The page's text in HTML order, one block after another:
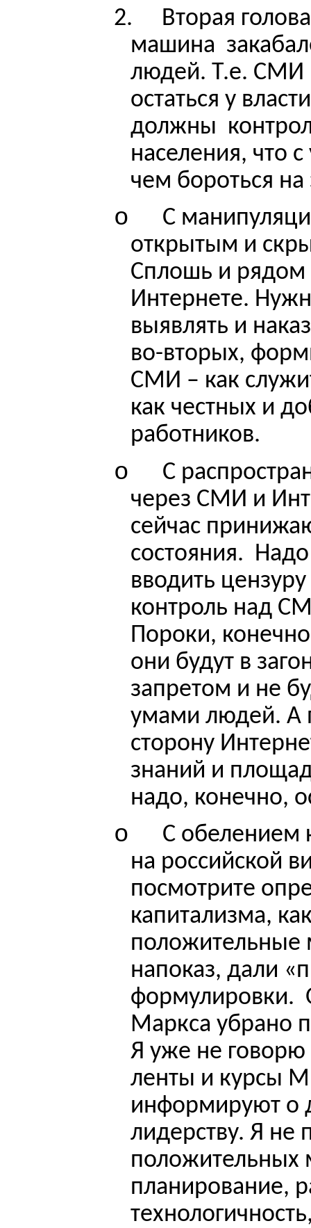
2.
Вторая
машина
людей. Т.е. СМИ
остаться у
должны
населения, что
чем бороться
o
С
открытым и
Сплошь и
Интернете.
выявлять и
во-вторых,
СМИ – как
как честных и
работников.
o
С
через СМИ и
сейчас
состояния. Надо
вводить
контроль над
Пороки,
они будут в
запретом и не
умами людей. А
сторону
знаний и
надо, конечно,
o
С обелением
на российской
посмотрите
капитализма,
положительные
напоказ, дали
формулировки.
Маркса убрано
Я уже не
ленты и курсы
информируют о
лидерству. Я не
положительных
планирование,